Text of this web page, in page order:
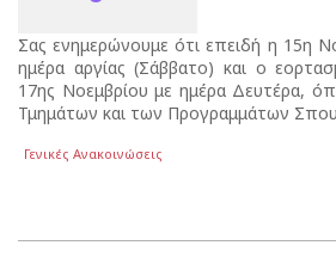
Σας ενημερώνουμε ότι επειδή η 15η
ημέρα αργίας (Σάββατο) και ο
17ης Νοεμβρίου με ημέρα Δευτέρα,
Τμημάτων και των Προγραμμάτων
Γενικές Ανακοινώσεις